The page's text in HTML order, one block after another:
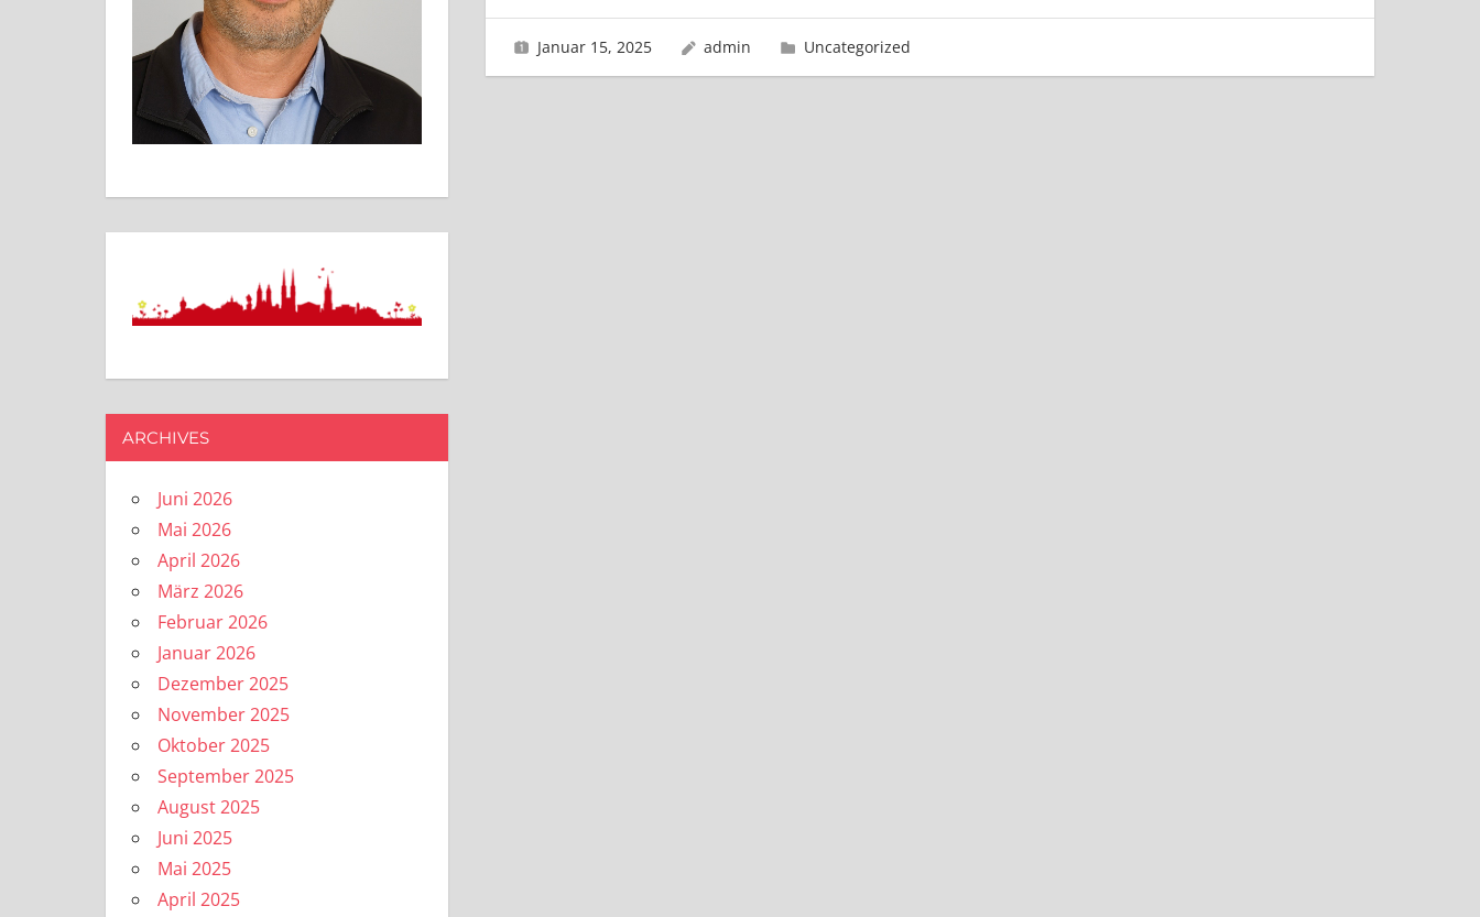
Januar 15, 2025 admin Uncategorized
ARCHIVES
Juni 2026
Mai 2026
April 2026
März 2026
Februar 2026
Januar 2026
Dezember 2025
November 2025
Oktober 2025
September 2025
August 2025
Juni 2025
Mai 2025
April 2025